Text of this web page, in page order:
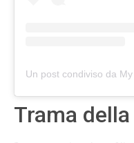
Trama